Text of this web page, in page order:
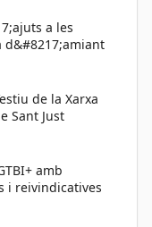
a les
d&#8217;amiant
de la Xarxa
Sant Just
amb
i reivindicatives